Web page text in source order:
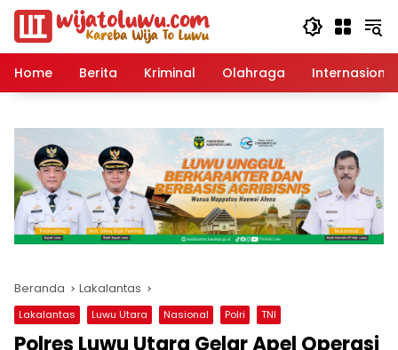
Langsung
konten
Home
Berita Kriminal Olahraga Internasional
Beranda Lakalantas
Lakalantas Luwu Utara Nasional Polri TNI
Polres Luwu Utara Gelar Apel Operasi